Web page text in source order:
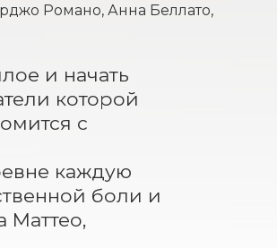
Романо, Анна Беллато,
и начать
которой
с
каждую
боли и
Маттео,